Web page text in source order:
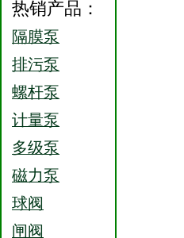
热销产品：
隔膜泵
排污泵
螺杆泵
计量泵
多级泵
磁力泵
球阀
闸阀